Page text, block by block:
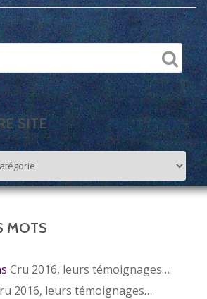
SITE
MOTS
Cru 2016, leurs témoignages…
2016, leurs témoignages…